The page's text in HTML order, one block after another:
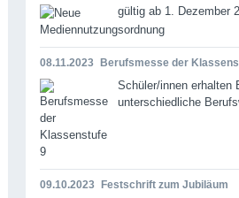
gültig ab 1. Dezember
08.11.2023 Berufsmesse der
Schüler/innen erhalten
unterschiedliche
09.10.2023 Festschrift zum Jubiläum